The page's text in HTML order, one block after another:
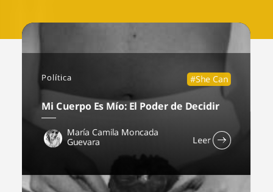
Política #She Can
Mi Cuerpo Es Mío: El Poder de Decidir
María Camila Moncada
Guevara
Leer